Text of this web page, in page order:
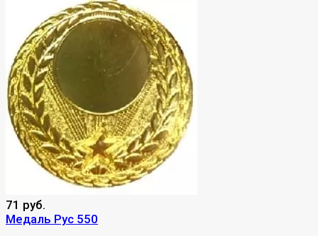
71 руб.
Медаль Рус 550